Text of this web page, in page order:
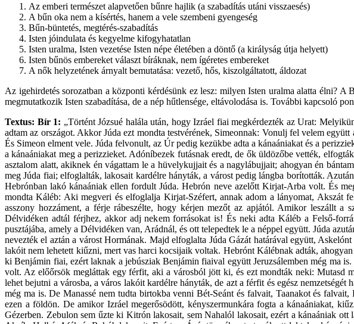
Az emberi természet alapvetően bűnre hajlik (a szabadítás utáni visszaesés)
A bűn oka nem a kísértés, hanem a vele szembeni gyengeség
Bűn-büntetés, megtérés-szabadítás
Isten jóindulata és kegyelme kifogyhatatlan
Isten uralma, Isten vezetése Isten népe életében a döntő (a királyság útja helyett)
Isten bűnös embereket választ bíráknak, nem ígéretes embereket
A nők helyzetének árnyalt bemutatása: vezető, hős, kiszolgáltatott, áldozat
Az igehirdetés sorozatban a központi kérdésünk ez lesz: milyen Isten uralma alatta élni?
megmutatkozik Isten szabadítása, de a nép hűtlensége, eltávolodása is. További kapcsoló
Textus: Bír 1: „Történt Józsué halála után, hogy Izráel fiai megkérdezték az Urat:
adtam az országot. Akkor Júda ezt mondta testvérének, Simeonnak: Vonulj fel velem
És Simeon elment vele. Júda felvonult, az Úr pedig kezükbe adta a kánaániakat és a
a kánaániakat meg a perizzieket. Adóníbezek futásnak eredt, de ők üldözőbe vették,
asztalom alatt, akiknek én vágattam le a hüvelykujjait és a nagylábujjait; ahogyan én
meg Júda fiai; elfoglalták, lakosait kardélre hányták, a várost pedig lángba borították.
Hebrónban lakó kánaániak ellen fordult Júda. Hebrón neve azelőtt Kirjat-Arba volt. És
mondta Káléb: Aki megveri és elfoglalja Kirjat-Széfert, annak adom a lányomat, Akszát
asszony hozzáment, a férje rábeszélte, hogy kérjen mezőt az apjától. Amikor leszállt
Délvidéken adtál férjhez, akkor adj nekem forrásokat is! És neki adta Káléb a Felső-
pusztájába, amely a Délvidéken van, Arádnál, és ott telepedtek le a néppel együtt. Júda
nevezték el aztán a várost Hormának. Majd elfoglalta Júda Gázát határával együtt,
lakóit nem lehetett kiűzni, mert vas harci kocsijaik voltak. Hebrónt Kálébnak adták,
ki Benjámin fiai, ezért laknak a jebúsziak Benjámin fiaival együtt Jeruzsálemben még ma
volt. Az előőrsök megláttak egy férfit, aki a városból jött ki, és ezt mondták neki: Mutasd
lehet bejutni a városba, a város lakóit kardélre hányták, de azt a férfit és egész
még ma is. De Manassé nem tudta birtokba venni Bét-Seánt és falvait, Taanakot és
ezen a földön. De amikor Izráel megerősödött, kényszermunkára fogta a kánaániakat,
Gézerben. Zebulon sem űzte ki Kitrón lakosait, sem Nahalól lakosait, ezért a kánaániak